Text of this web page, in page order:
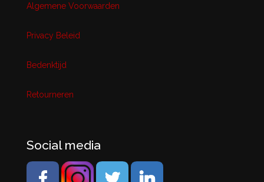
Algemene Voorwaarden
Privacy Beleid
Bedenktijd
Retourneren
Social media